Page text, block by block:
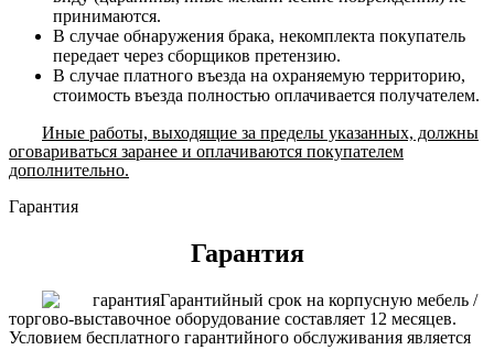
принимаются.
В случае обнаружения брака, некомплекта покупатель
передает через сборщиков претензию.
В случае платного въезда на охраняемую территорию,
стоимость въезда полностью оплачивается получателем.
Иные работы, выходящие за пределы указанных, должны
оговариваться заранее и оплачиваются покупателем
дополнительно.
Гарантия
Гарантия
Гарантийный срок на корпусную мебель /
торгово-выставочное оборудование составляет 12 месяцев.
Условием бесплатного гарантийного обслуживания является